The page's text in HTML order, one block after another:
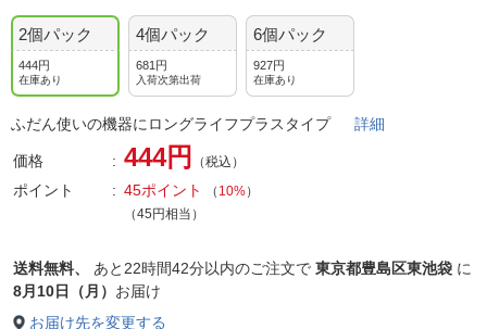
2個パック
444円
在庫あり
4個パック
681円
入荷次第出荷
6個パック
927円
在庫あり
ふだん使いの機器にロングライフプラスタイプ 詳細
価格 444円 （税込）
ポイント 45ポイント （ 10%）
（45円相当）
送料無料、 あと 22時間42分以内のご注文で 東京都豊島区東池袋 に
8月10日（月） お届け
お届け先を変更する